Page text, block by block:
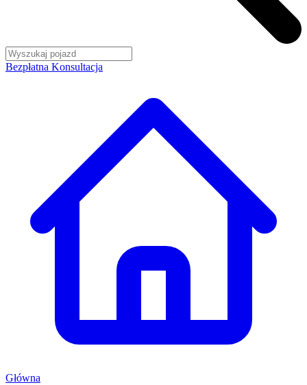
Bezpłatna Konsultacja
Główna